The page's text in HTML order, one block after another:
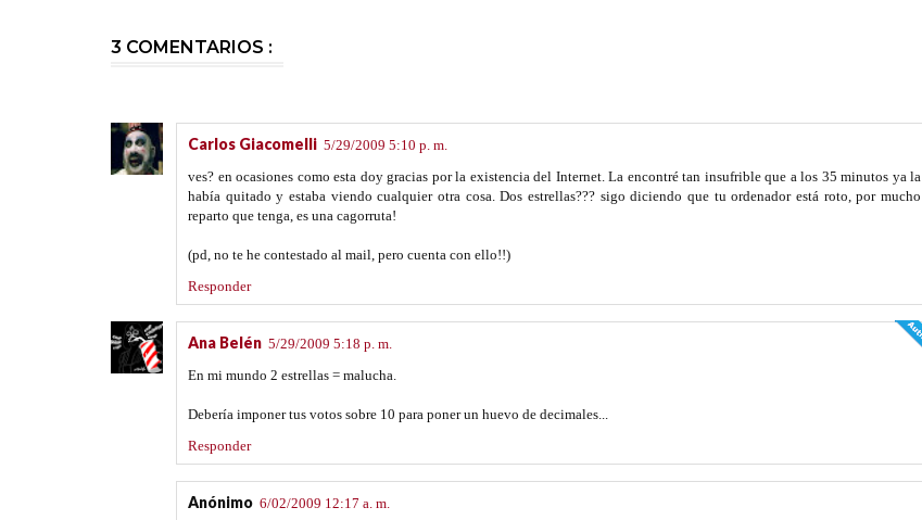
3 COMENTARIOS :
Carlos Giacomelli 5/29/2009 5:10 p. m.
ves? en ocasiones como esta doy gracias por la existencia del Internet. La encontré tan insufrible que a los 35 minutos ya la
había quitado y estaba viendo cualquier otra cosa. Dos estrellas??? sigo diciendo que tu ordenador está roto, por mucho
reparto que tenga, es una cagorruta!
(pd, no te he contestado al mail, pero cuenta con ello!!)
Responder
Ana Belén 5/29/2009 5:18 p. m.
En mi mundo 2 estrellas = malucha.
Debería imponer tus votos sobre 10 para poner un huevo de decimales...
Responder
Anónimo 6/02/2009 12:17 a. m.